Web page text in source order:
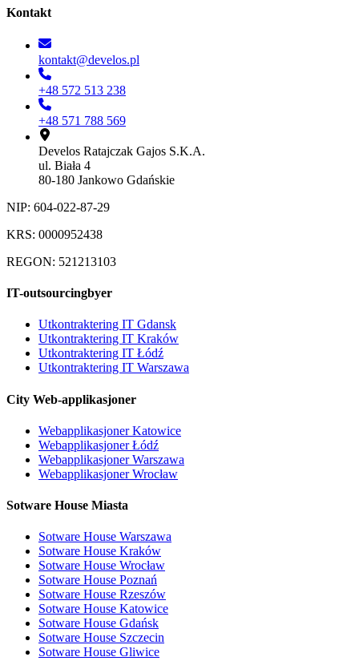
Kontakt
kontakt@develos.pl
+48 572 513 238
+48 571 788 569
Develos Ratajczak Gajos S.K.A.
ul. Biała 4
80-180 Jankowo Gdańskie
NIP: 604-022-87-29
KRS: 0000952438
REGON: 521213103
IT-outsourcingbyer
Utkontraktering IT Gdansk
Utkontraktering IT Kraków
Utkontraktering IT Łódź
Utkontraktering IT Warszawa
City Web-applikasjoner
Webapplikasjoner Katowice
Webapplikasjoner Łódź
Webapplikasjoner Warszawa
Webapplikasjoner Wrocław
Sotware House Miasta
Sotware House Warszawa
Sotware House Kraków
Sotware House Wrocław
Sotware House Poznań
Sotware House Rzeszów
Sotware House Katowice
Sotware House Gdańsk
Sotware House Szczecin
Sotware House Gliwice